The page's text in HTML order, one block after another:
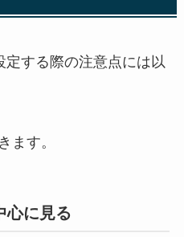
定する際の注意点には以
ます。
心に見る